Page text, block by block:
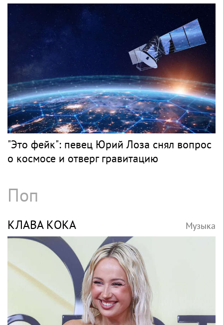
"Это фейк": певец Юрий Лоза снял вопрос
о космосе и отверг гравитацию
Поп
КЛАВА КОКА Музыка